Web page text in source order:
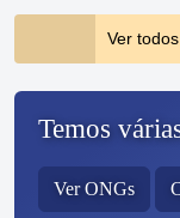
Ver
Temos
Ver ONGs